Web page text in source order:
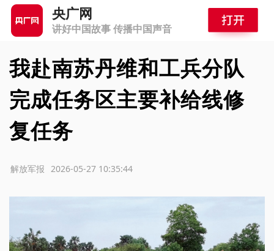
央广网
讲好中国故事 传播中国声音
我赴南苏丹维和工兵分队
完成任务区主要补给线修
复任务
2026-05-27 10:35:44
解放军报